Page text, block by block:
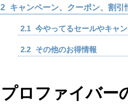
2 キャンペーン、クーポン、割引
2.1 今やってるセールやキャ
2.2 その他のお得情報
プロファイバー